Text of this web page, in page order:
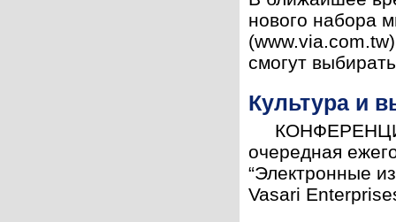
нового набора
смогут
Культура и
очередная
“Электронные
Vasari